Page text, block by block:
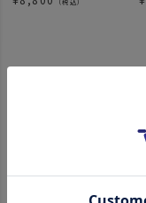
（税込）
アウトドア・キ